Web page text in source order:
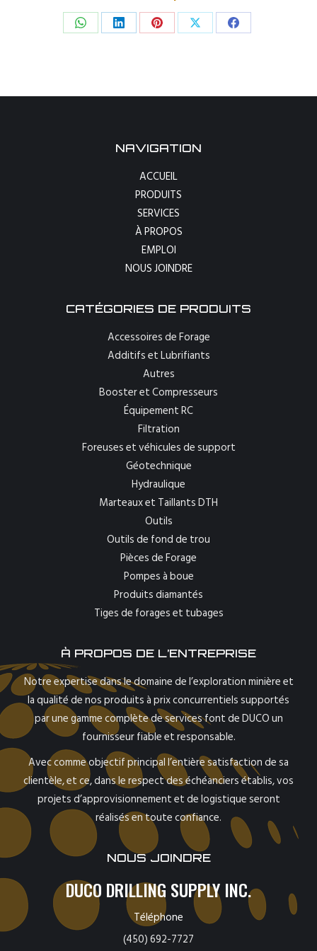
Share
Share
Share
Share
Share
NAVIGATION
ACCUEIL
PRODUITS
SERVICES
À PROPOS
EMPLOI
NOUS JOINDRE
CATÉGORIES DE PRODUITS
Accessoires de Forage
Additifs et Lubrifiants
Autres
Booster et Compresseurs
Équipement RC
Filtration
Foreuses et véhicules de support
Géotechnique
Hydraulique
Marteaux et Taillants DTH
Outils
Outils de fond de trou
Pièces de Forage
Pompes à boue
Produits diamantés
Tiges de forages et tubages
À PROPOS DE L’ENTREPRISE
Notre expertise dans le domaine de l’exploration minière et
la qualité de nos produits à prix concurrentiels supportés
par une gamme complète de services font de DUCO un
fournisseur fiable et responsable.
Avec comme objectif principal l’entière satisfaction de sa
clientèle, et ce, dans le respect des échéanciers établis, vos
projets d’approvisionnement et de logistique seront
réalisés en toute confiance.
NOUS JOINDRE
DUCO DRILLING SUPPLY INC.
Téléphone
(450) 692-7727